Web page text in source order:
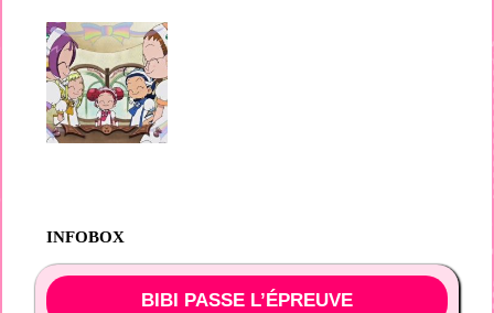
INFOBOX
BIBI PASSE L’ÉPREUVE